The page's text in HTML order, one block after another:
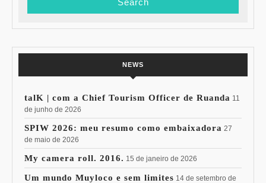
NEWS
talK | com a Chief Tourism Officer de Ruanda 11
de junho de 2026
SPIW 2026: meu resumo como embaixadora 27
de maio de 2026
My camera roll. 2016. 15 de janeiro de 2026
Um mundo Muyloco e sem limites 14 de setembro de